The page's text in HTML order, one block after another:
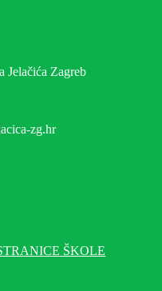
Jelačića Zagreb
zg.hr
ŠKOLE